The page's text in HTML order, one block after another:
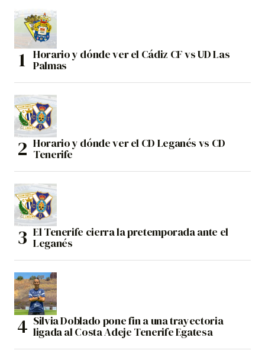
Horario y dónde ver el Cádiz CF vs UD Las
Palmas
Horario y dónde ver el CD Leganés vs CD
Tenerife
El Tenerife cierra la pretemporada ante el
Leganés
Silvia Doblado pone fin a una trayectoria
ligada al Costa Adeje Tenerife Egatesa